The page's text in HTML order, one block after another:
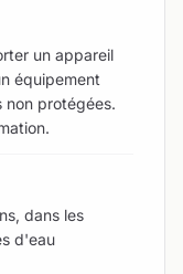
un appareil
équipement
non protégées.
dans les
d'eau